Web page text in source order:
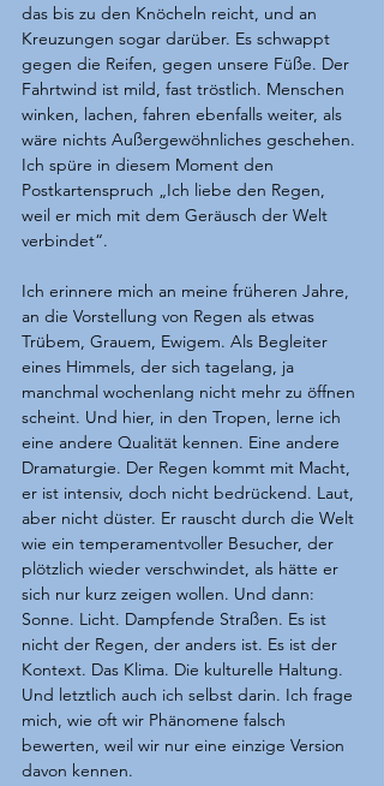
das bis zu den Knöcheln reicht, und an
Kreuzungen sogar darüber. Es schwappt
gegen die Reifen, gegen unsere Füße. Der
Fahrtwind ist mild, fast tröstlich. Menschen
winken, lachen, fahren ebenfalls weiter, als
wäre nichts Außergewöhnliches geschehen.
Ich spüre in diesem Moment den
Postkartenspruch „Ich liebe den Regen,
weil er mich mit dem Geräusch der Welt
verbindet“.
Ich erinnere mich an meine früheren Jahre,
an die Vorstellung von Regen als etwas
Trübem, Grauem, Ewigem. Als Begleiter
eines Himmels, der sich tagelang, ja
manchmal wochenlang nicht mehr zu öffnen
scheint. Und hier, in den Tropen, lerne ich
eine andere Qualität kennen. Eine andere
Dramaturgie. Der Regen kommt mit Macht,
er ist intensiv, doch nicht bedrückend. Laut,
aber nicht düster. Er rauscht durch die Welt
wie ein temperamentvoller Besucher, der
plötzlich wieder verschwindet, als hätte er
sich nur kurz zeigen wollen. Und dann:
Sonne. Licht. Dampfende Straßen. Es ist
nicht der Regen, der anders ist. Es ist der
Kontext. Das Klima. Die kulturelle Haltung.
Und letztlich auch ich selbst darin. Ich frage
mich, wie oft wir Phänomene falsch
bewerten, weil wir nur eine einzige Version
davon kennen.